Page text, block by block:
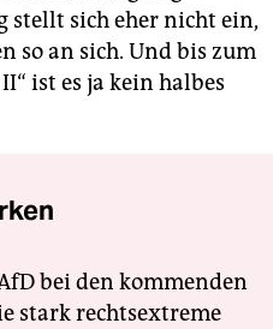
stellt sich eher nicht ein,
so an sich. Und bis zum
ist es ja kein halbes
bei den kommenden
stark rechtsextreme